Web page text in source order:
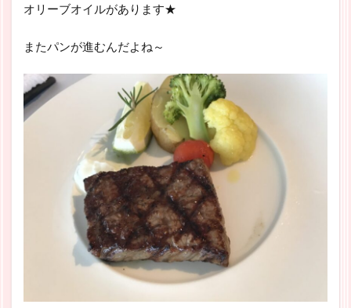
オリーブオイルがあります★
またパンが進むんだよね～